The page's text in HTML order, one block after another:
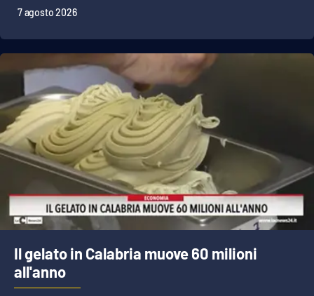
7 agosto 2026
Il gelato in Calabria muove 60 milioni
all'anno